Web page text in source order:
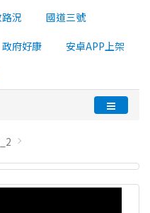
況 國道三號
政府好康 安卓APP上架